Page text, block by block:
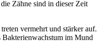
Zähne sind in dieser Zeit
vermehrt und stärker auf.
im Mund